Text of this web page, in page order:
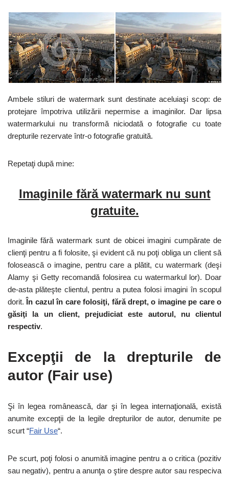
Ambele stiluri de watermark sunt destinate aceluiaşi scop: de
protejare împotriva utilizării nepermise a imaginilor. Dar lipsa
watermarkului nu transformă niciodată o fotografie cu toate
drepturile rezervate într-o fotografie gratuită.
Repetaţi după mine:
Imaginile fără watermark nu sunt
gratuite.
Imaginile fără watermark sunt de obicei imagini cumpărate de
clienţi pentru a fi folosite, şi evident că nu poţi obliga un client să
folosească o imagine, pentru care a plătit, cu watermark (deşi
Alamy şi Getty recomandă folosirea cu watermarkul lor). Doar
de-asta plăteşte clientul, pentru a putea folosi imagini în scopul
dorit. În cazul în care folosiţi, fără drept, o imagine pe care o
găsiţi la un client, prejudiciat este autorul, nu clientul
respectiv.
Excepţii de la drepturile de
autor (Fair use)
Şi în legea românească, dar şi în legea internaţională, există
anumite excepţii de la legile drepturilor de autor, denumite pe
scurt “Fair Use“.
Pe scurt, poţi folosi o anumită imagine pentru a o critica (pozitiv
sau negativ), pentru a anunţa o ştire despre autor sau respeciva